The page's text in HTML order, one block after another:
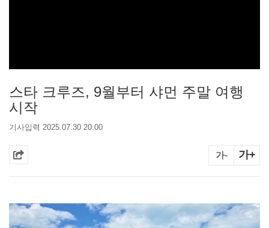
스타 크루즈, 9월부터 샤먼 주말 여행
시작
기사입력 2025.07.30 20:00
가- 가+